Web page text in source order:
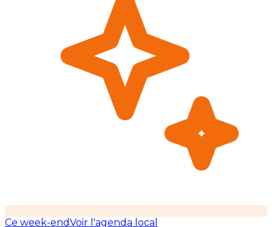
Ce week-endVoir l'agenda local